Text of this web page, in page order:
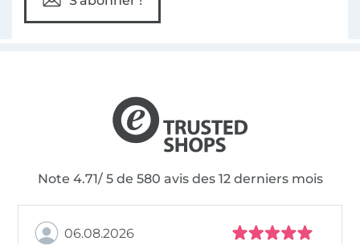
Note 4.71/ 5 de 580 avis des 12 derniers mois
06.08.2026